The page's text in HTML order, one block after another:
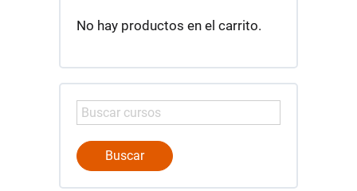
No hay productos en el carrito.